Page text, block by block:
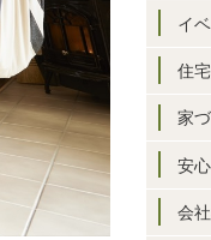
イ
住
家
安
会